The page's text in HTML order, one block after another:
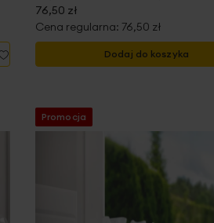
do
76,50 zł
Cena regularna: 76,50 zł
Dodaj do koszyka
Promocja